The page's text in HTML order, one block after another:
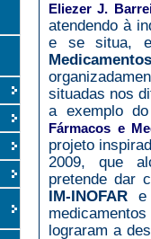
Eliezer J.
atendendo à
e se situa,
Medicamentos
situadas nos
a exemplo
Fármacos e
projeto
2009, que
pretende dar
IM-INOFAR e
lograram a